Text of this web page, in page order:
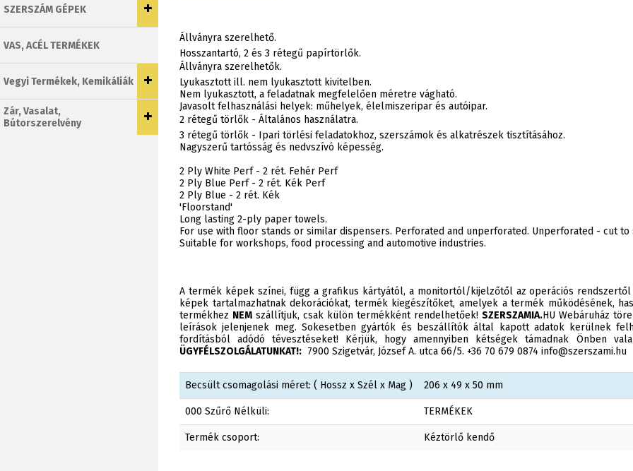
SZERSZÁM GÉPEK
VAS, ACÉL TERMÉKEK
Vegyi Termékek, Kemikáliák
Zár, Vasalat,
Bútorszerelvény
Állványra szerelhető.
Hosszantartó, 2 és 3 rétegű papírtörlők.
Állványra szerelhetők.
Lyukasztott ill. nem lyukasztott kivitelben.
Nem lyukasztott, a feladatnak megfelelően méretre vágható.
Javasolt felhasználási helyek: műhelyek, élelmiszeripar és autóipar.
2 rétegű törlők - Általános használatra.
3 rétegű törlők - Ipari törlési feladatokhoz, szerszámok és alkatrészek tisztításához.
Nagyszerű tartósság és nedvszívó képesség.
2 Ply White Perf - 2 rét. Fehér Perf
2 Ply Blue Perf - 2 rét. Kék Perf
2 Ply Blue - 2 rét. Kék
'Floorstand'
Long lasting 2-ply paper towels.
For use with floor stands or similar dispensers. Perforated and unperforated. Unperforated - cut to
Suitable for workshops, food processing and automotive industries.
A termék képek színei, függ a grafikus kártyától, a monitortól/kijelzőtől az operációs
képek tartalmazhatnak dekorációkat, termék kiegészítőket, amelyek a termék működésének,
termékhez NEM szállítjuk, csak külön termékként rendelhetőek! SZERSZAMIA.HU Webáruház
leírások jelenjenek meg. Sokesetben gyártók és beszállítók által kapott adatok kerülnek
fordításból adódó tévesztéseket! Kérjük, hogy amennyiben kétségek támadnak Önben
ÜGYFÉLSZOLGÁLATUNKAT!: 7900 Szigetvár, József A. utca 66/5. +36 70 679 0874 info@szerszami.hu
Becsült csomagolási méret: ( Hossz x Szél x Mag ) 206 x 49 x 50 mm
000 Szűrő Nélküli: TERMÉKEK
Termék csoport: Kéztörlő kendő